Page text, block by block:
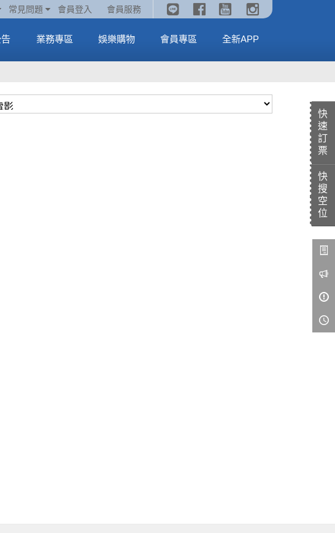
常見問題 會員登入 會員服務
橡樹街
火熱預售中《汪汪隊立大功：恐龍大電影》
影套餐
中
《劇場版吉伊卡哇》🥤威秀獨家電影套餐🥤
全台熱賣中
MORE
業務專區 娛樂購物 會員專區 全新APP
快
速
訂
票
快
搜
空
位